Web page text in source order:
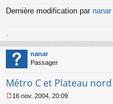
u
Dernière modification par nanar
.
nanar
Passager
Métro C et Plateau nord
16 nov. 2004, 20:09